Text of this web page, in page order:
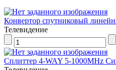
Конвертор спутниковый
Телевидение
Сплиттер 4-WAY 5-1000MHz